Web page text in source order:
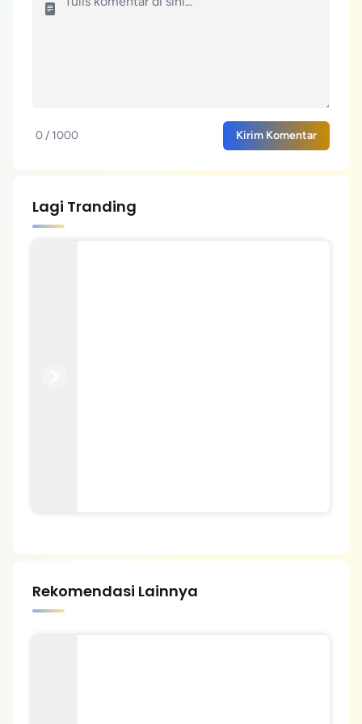
0 / 1000 Kirim Komentar
Lagi Tranding
Rekomendasi Lainnya